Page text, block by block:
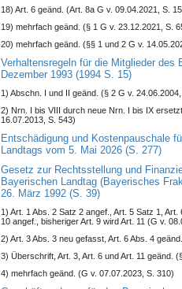
18) Art. 6 geänd. (Art. 8a G v. 09.04.2021, S.
19) mehrfach geänd. (§ 1 G v. 23.12.2021, S.
20) mehrfach geänd. (§§ 1 und 2 G v.
Verhaltensregeln für die Mitglieder des
Dezember 1993 (1994 S. 15)
1) Abschn. I und II geänd. (§ 2 G v.
2) Nrn. I bis VIII durch neue Nrn. I bis IX
16.07.2013, S. 543)
Entschädigung und Kostenpauschale
Landtags vom 5. Mai 2026 (S. 277)
Gesetz zur Rechtsstellung und
Bayerischen Landtag (Bayerisches
26. März 1992 (S. 39)
1) Art. 1 Abs. 2 Satz 2 angef., Art. 5 Satz 1,
10 angef., bisheriger Art. 9 wird Art. 11 (G v.
2) Art. 3 Abs. 3 neu gefasst, Art. 6 Abs. 4
3) Überschrift, Art. 3, Art. 6 und Art. 11 geänd.
4) mehrfach geänd. (G v. 07.07.2023, S. 310)